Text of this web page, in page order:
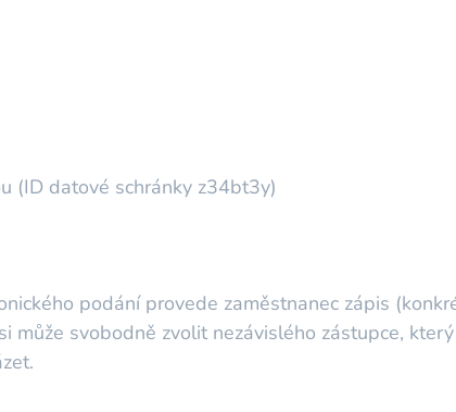
(ID datové schránky z34bt3y)
podání provede zaměstnanec zápis
může svobodně zvolit nezávislého zástupce,